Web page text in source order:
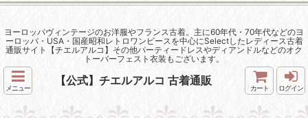
ヨーロッパヴィンテージのお洋服やフランス古着。主に60年代・70年代などのヨ
ーロッパ・USA・国産昭和レトロワンピースを中心にSelectしたレディース古着
通販サイト【チエルアルコ】その他パーティードレスやディアンドルなどのオク
トーバーフェスト衣装もございます。
メニュー
【公式】チエルアルコ 古着通販
カート ログイン